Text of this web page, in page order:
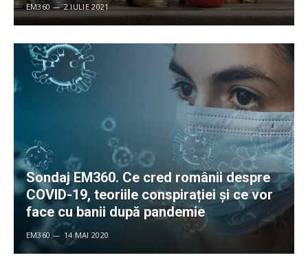
EM360 2 IULIE 2021
Sondaj EM360. Ce cred românii despre
COVID-19, teoriile conspirației și ce vor
face cu banii după pandemie
EM360 14 MAI 2020